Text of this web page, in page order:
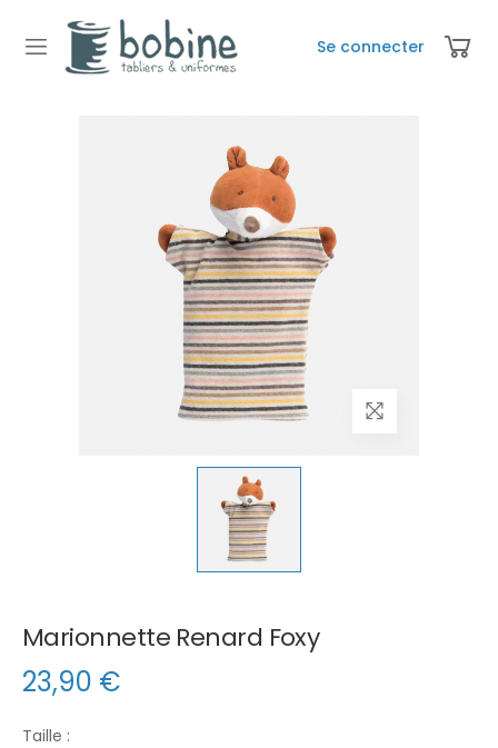
Se connecter
Marionnette Renard Foxy
23,90 €
Taille :